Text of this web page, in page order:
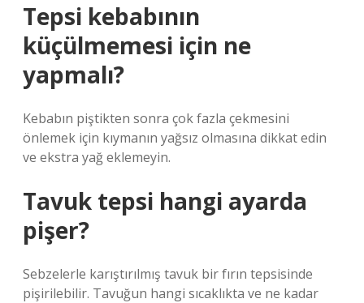
Tepsi kebabının
küçülmemesi için ne
yapmalı?
Kebabın piştikten sonra çok fazla çekmesini
önlemek için kıymanın yağsız olmasına dikkat edin
ve ekstra yağ eklemeyin.
Tavuk tepsi hangi ayarda
pişer?
Sebzelerle karıştırılmış tavuk bir fırın tepsisinde
pişirilebilir. Tavuğun hangi sıcaklıkta ve ne kadar